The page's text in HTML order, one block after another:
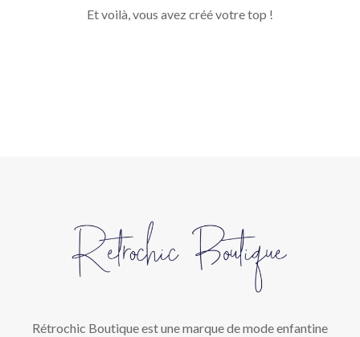
Et voilà, vous avez créé votre top !
Rétrochic Boutique est une marque de mode enfantine